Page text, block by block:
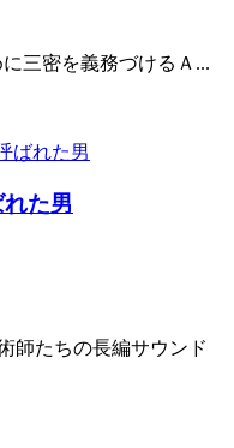
三密を義務づけるＡ...
た男
師たちの長編サウンド